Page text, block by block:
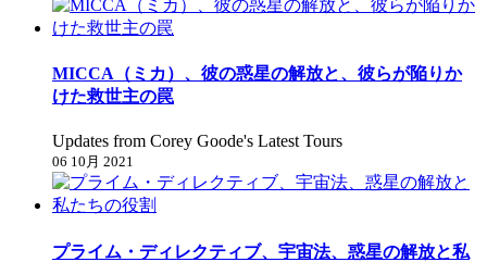
MICCA（ミカ）、彼の惑星の解放と、彼らが陥りか
けた救世主の罠
Updates from Corey Goode's Latest Tours
06 10月 2021
プライム・ディレクティブ、宇宙法、惑星の解放と私